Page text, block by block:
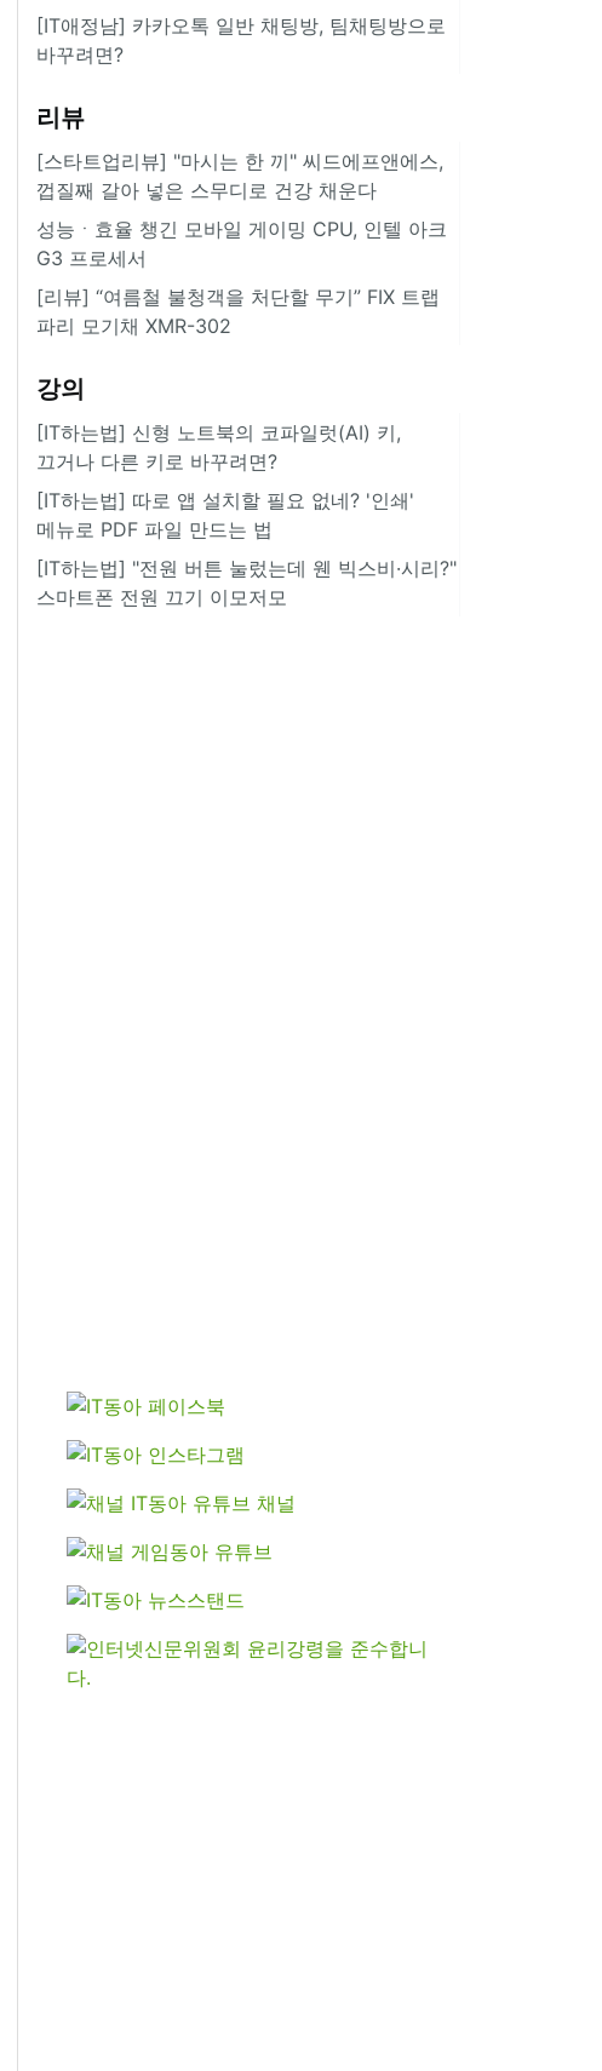
[IT애정남] 카카오톡 일반 채팅방, 팀채팅방으로
바꾸려면?
리뷰
[스타트업리뷰] "마시는 한 끼" 씨드에프앤에스,
껍질째 갈아 넣은 스무디로 건강 채운다
성능ㆍ효율 챙긴 모바일 게이밍 CPU, 인텔 아크
G3 프로세서
[리뷰] “여름철 불청객을 처단할 무기” FIX 트랩
파리 모기채 XMR-302
강의
[IT하는법] 신형 노트북의 코파일럿(AI) 키,
끄거나 다른 키로 바꾸려면?
[IT하는법] 따로 앱 설치할 필요 없네? '인쇄'
메뉴로 PDF 파일 만드는 법
[IT하는법] "전원 버튼 눌렀는데 웬 빅스비·시리?"
스마트폰 전원 끄기 이모저모